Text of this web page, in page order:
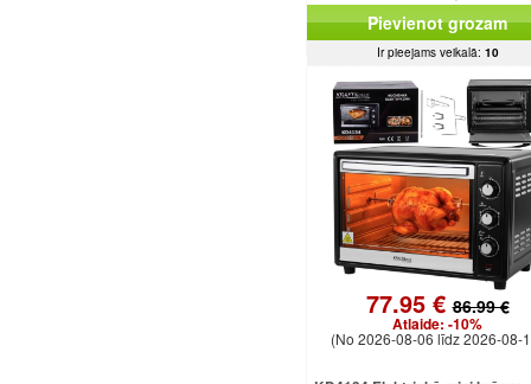
regulējams kāts
Pievienot grozam
Ir pieejams veikalā: 10
77.95 €86.99 €
Atlaide: -10%
(No 2026-08-06 līdz 2026-08-